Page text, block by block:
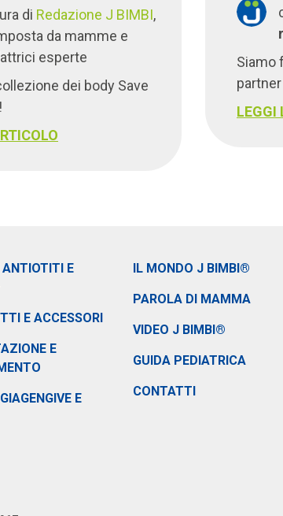
di Redazione J BIMBI,
da mamme e
esperte
dei body Save
Siamo
LEGGI
ANTIOTITI E
E ACCESSORI
E
E
IL MONDO J BIMBI®
PAROLA DI MAMMA
VIDEO J BIMBI®
GUIDA PEDIATRICA
CONTATTI